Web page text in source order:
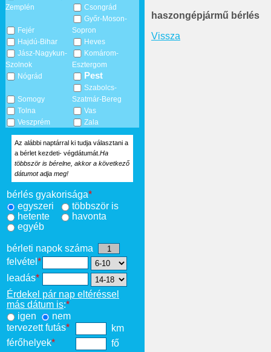
Zemplén
Csongrád
Fejér
Győr-Moson-
Sopron
Hajdú-Bihar
Heves
Jász-Nagykun-
Szolnok
Komárom-
Esztergom
Nógrád
Pest
Somogy
Szabolcs-
Szatmár-Bereg
Tolna
Vas
Veszprém
Zala
Az alábbi naptárral ki tudja választani a
a bérlet kezdeti- végdátumát. Ha
többször is bérelne, akkor a következő
dátumot adja meg!
bérlés gyakorisága*
egyszeri
többször is
hetente
havonta
egyéb
bérleti napok száma
felvétel *
leadás*
Érdekel pár nap eltéréssel
más dátum is:*
igen
nem
tervezett futás*
km
férőhelyek*
fő
haszongépjármű bérlés
Vissza